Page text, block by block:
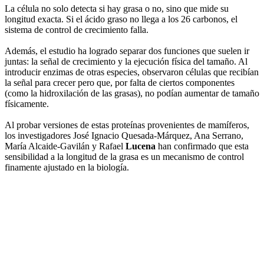
La célula no solo detecta si hay grasa o no, sino que mide su
longitud exacta. Si el ácido graso no llega a los 26 carbonos, el
sistema de control de crecimiento falla.
Además, el estudio ha logrado separar dos funciones que suelen ir
juntas: la señal de crecimiento y la ejecución física del tamaño. Al
introducir enzimas de otras especies, observaron células que recibían
la señal para crecer pero que, por falta de ciertos componentes
(como la hidroxilación de las grasas), no podían aumentar de tamaño
físicamente.
Al probar versiones de estas proteínas provenientes de mamíferos,
los investigadores José Ignacio Quesada-Márquez, Ana Serrano,
María Alcaide-Gavilán y Rafael Lucena han confirmado que esta
sensibilidad a la longitud de la grasa es un mecanismo de control
finamente ajustado en la biología.